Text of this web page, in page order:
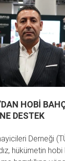
HOBİ
DESTEK
Derneği
hükümetin